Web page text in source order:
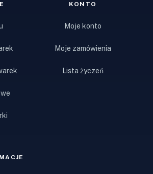
KONTO
Moje konto
Moje zamówienia
Lista życzeń